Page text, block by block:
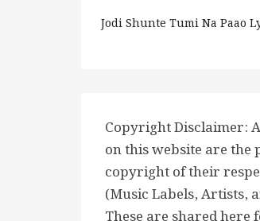
Jodi Shunte Tumi Na Paao
Copyright Disclaimer:
on this website are
copyright of their
(Music Labels, Artists,